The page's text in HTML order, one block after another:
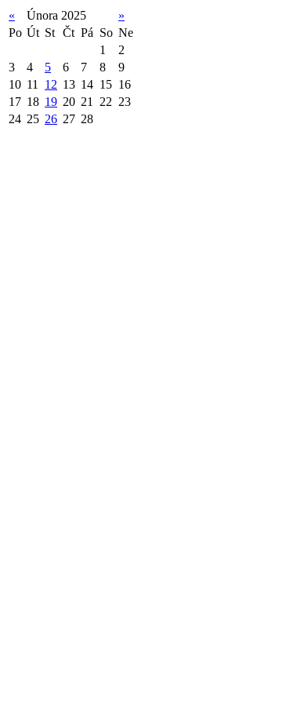
« Února 2025
»
Po Út St Čt Pá So Ne
1
2
3
4 5 6 7 8
9
10 11 12 13 14 15 16
17 18 19 20 21 22 23
24 25 26 27 28